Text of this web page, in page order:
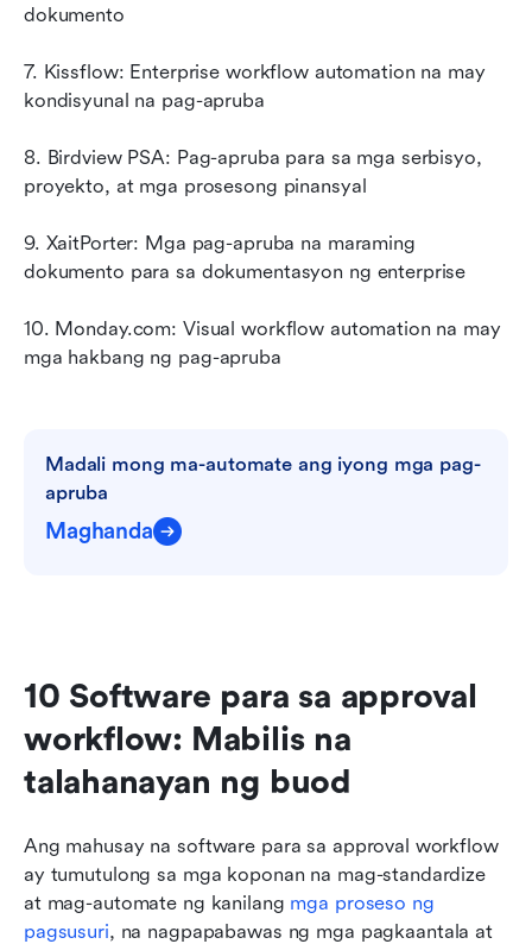
dokumento
7. Kissflow: Enterprise workflow automation na may
kondisyunal na pag-apruba
8. Birdview PSA: Pag-apruba para sa mga serbisyo,
proyekto, at mga prosesong pinansyal
9. XaitPorter: Mga pag-apruba na maraming
dokumento para sa dokumentasyon ng enterprise
10. Monday.com: Visual workflow automation na may
mga hakbang ng pag-apruba
Madali mong ma-automate ang iyong mga pag-
apruba
Maghanda
10 Software para sa approval
workflow: Mabilis na
talahanayan ng buod
Ang mahusay na software para sa approval workflow
ay tumutulong sa mga koponan na mag-standardize
at mag-automate ng kanilang mga proseso ng
pagsusuri, na nagpapabawas ng mga pagkaantala at